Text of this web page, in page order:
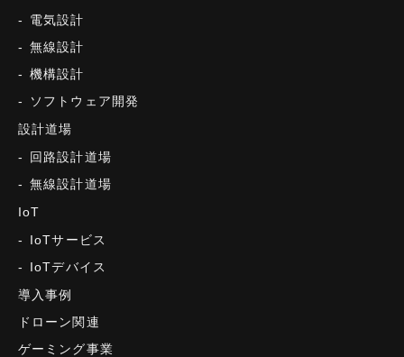
電気設計
無線設計
機構設計
ソフトウェア開発
設計道場
回路設計道場
無線設計道場
IoT
IoTサービス
IoTデバイス
導入事例
ドローン関連
ゲーミング事業